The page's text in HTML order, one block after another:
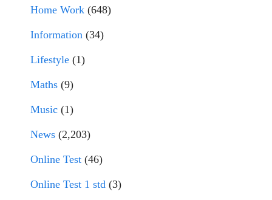
Home Work (648)
Information (34)
Lifestyle (1)
Maths (9)
Music (1)
News (2,203)
Online Test (46)
Online Test 1 std (3)